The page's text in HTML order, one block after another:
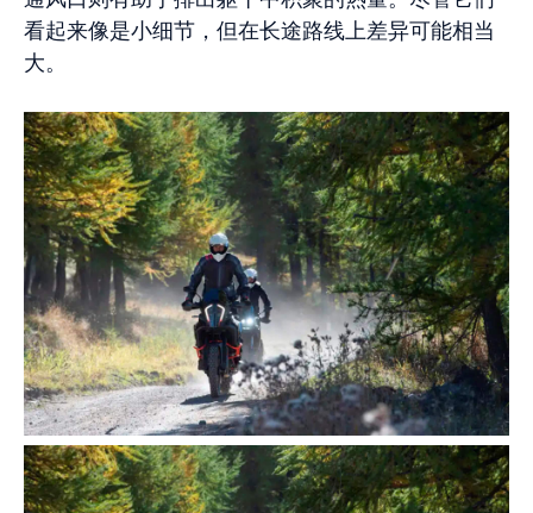
看起来像是小细节，但在长途路线上差异可能相当
大。